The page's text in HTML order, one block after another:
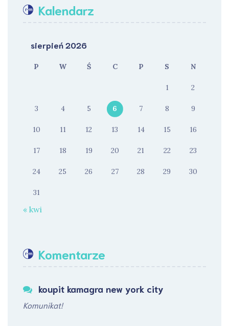
Kalendarz
sierpień 2026
P W Ś C P S N
1 2
3 4 5 6 7 8 9
10 11 12 13 14 15 16
17 18 19 20 21 22 23
24 25 26 27 28 29 30
31
« kwi
Komentarze
koupit kamagra new york city
Komunikat!